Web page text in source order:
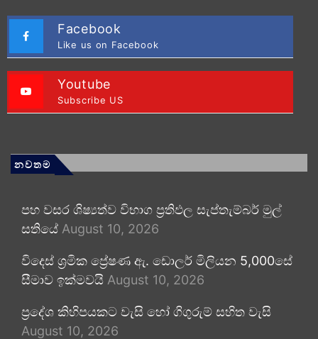
Facebook
Like us on Facebook
Youtube
Subscribe US
නවතම
පහ වසර ශිෂ්‍යත්ව විභාග ප්‍රතිඵල සැප්තැම්බර් මුල්
සතියේ August 10, 2026
විදෙස් ශ්‍රමික ප්‍රේෂණ ඇ. ඩොලර් මිලියන 5,000සේ
සීමාව ඉක්මවයි August 10, 2026
ප්‍රදේශ කිහිපයකට වැසි හෝ ගිගුරුම් සහිත වැසි
August 10, 2026